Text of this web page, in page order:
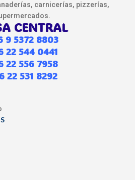
carnicerías, pizzerías,
CENTRAL
9 5372 8803
22 544 0441
22 556 7958
22 531 8292